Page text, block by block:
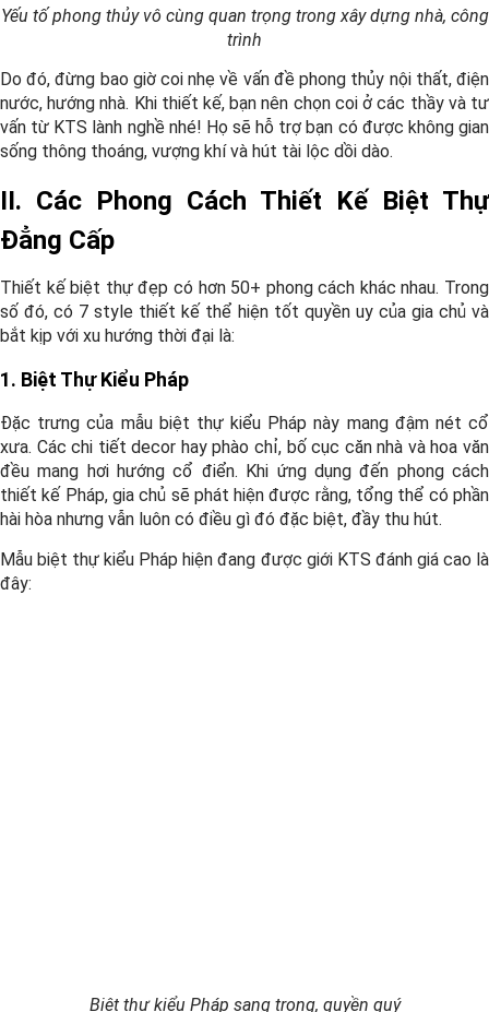
Yếu tố phong thủy vô cùng quan trọng trong xây dựng nhà, công
trình
Do đó, đừng bao giờ coi nhẹ về vấn đề phong thủy nội thất, điện
nước, hướng nhà. Khi thiết kế, bạn nên chọn coi ở các thầy và tư
vấn từ KTS lành nghề nhé! Họ sẽ hỗ trợ bạn có được không gian
sống thông thoáng, vượng khí và hút tài lộc dồi dào.
II. Các Phong Cách Thiết Kế Biệt Thự
Đẳng Cấp
Thiết kế biệt thự đẹp có hơn 50+ phong cách khác nhau. Trong
số đó, có 7 style thiết kế thể hiện tốt quyền uy của gia chủ và
bắt kịp với xu hướng thời đại là:
1. Biệt Thự Kiểu Pháp
Đặc trưng của mẫu biệt thự kiểu Pháp này mang đậm nét cổ
xưa. Các chi tiết decor hay phào chỉ, bố cục căn nhà và hoa văn
đều mang hơi hướng cổ điển. Khi ứng dụng đến phong cách
thiết kế Pháp, gia chủ sẽ phát hiện được rằng, tổng thể có phần
hài hòa nhưng vẫn luôn có điều gì đó đặc biệt, đầy thu hút.
Mẫu biệt thự kiểu Pháp hiện đang được giới KTS đánh giá cao là
đây:
Biệt thự kiểu Pháp sang trọng, quyền quý